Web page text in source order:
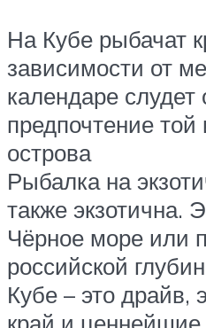
На Кубе рыбачат
зависимости от
календаре слудет
предпочтение
острова
Рыбалка на
также экзотична.
Чёрное море или
российской
Кубе – это драйв,